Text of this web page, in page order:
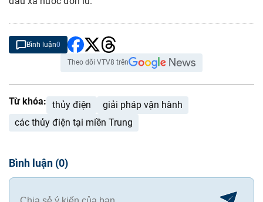
Bình luận0
Theo dõi VTV8 trên
Từ khóa: thủy điện
giải pháp vận hành
các thủy điện tại miền Trung
Bình luận (0)